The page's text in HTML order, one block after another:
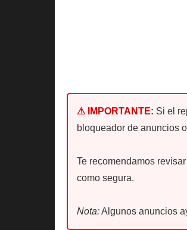
⚠ IMPORTANTE: Si el
bloqueador de anuncios
Te recomendamos
como segura.
Nota:Algunos anuncios